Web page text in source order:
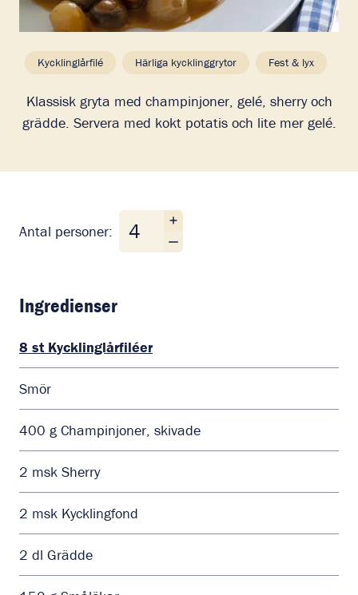
Kycklinglårfilé Härliga kycklinggrytor Fest & lyx
Klassisk gryta med champinjoner, gelé, sherry och
grädde. Servera med kokt potatis och lite mer gelé.
Antal personer:
Antal personer
Ingredienser
8 st Kycklinglårfiléer
Smör
400 g Champinjoner, skivade
2 msk Sherry
2 msk Kycklingfond
2 dl Grädde